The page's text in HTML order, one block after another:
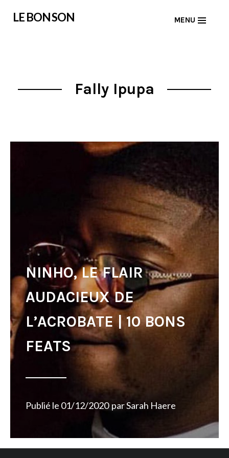
LE BON SON MENU
Fally Ipupa
NINHO, LE FLAIR
AUDACIEUX DE
L’ACROBATE | 10 BONS
FEATS
Publié le 01/12/2020 parSarah Haere